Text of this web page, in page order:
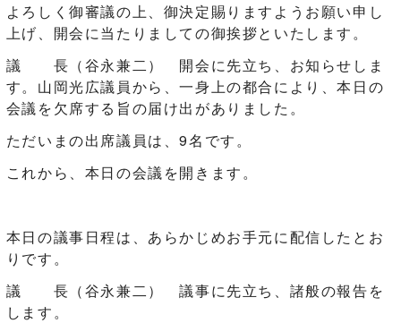
よろしく御審議の上、御決定賜りますようお願い申し
上げ、開会に当たりましての御挨拶といたします。
議 長（谷永兼二） 開会に先立ち、お知らせしま
す。山岡光広議員から、一身上の都合により、本日の
会議を欠席する旨の届け出がありました。
ただいまの出席議員は、9名です。
これから、本日の会議を開きます。
本日の議事日程は、あらかじめお手元に配信したとお
りです。
議 長（谷永兼二） 議事に先立ち、諸般の報告を
します。